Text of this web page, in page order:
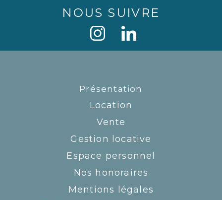
NOUS SUIVRE
Présentation
Location
Vente
Gestion locative
Espace personnel
Nos honoraires
Mentions légales